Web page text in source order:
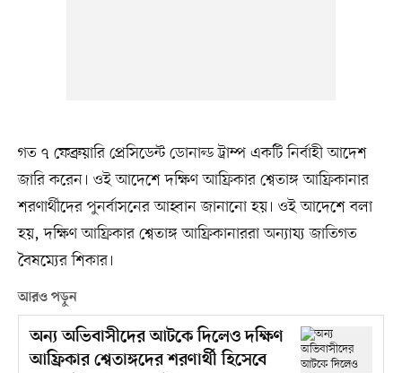
গত ৭ ফেব্রুয়ারি প্রেসিডেন্ট ডোনাল্ড ট্রাম্প একটি নির্বাহী আদেশ
জারি করেন। ওই আদেশে দক্ষিণ আফ্রিকার শ্বেতাঙ্গ আফ্রিকানার
শরণার্থীদের পুনর্বাসনের আহ্বান জানানো হয়। ওই আদেশে বলা
হয়, দক্ষিণ আফ্রিকার শ্বেতাঙ্গ আফ্রিকানাররা অন্যায্য জাতিগত
বৈষম্যের শিকার।
আরও পড়ুন
অন্য অভিবাসীদের আটকে দিলেও দক্ষিণ
আফ্রিকার শ্বেতাঙ্গদের শরণার্থী হিসেবে